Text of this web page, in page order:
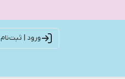
ورود | ثبت‌نام